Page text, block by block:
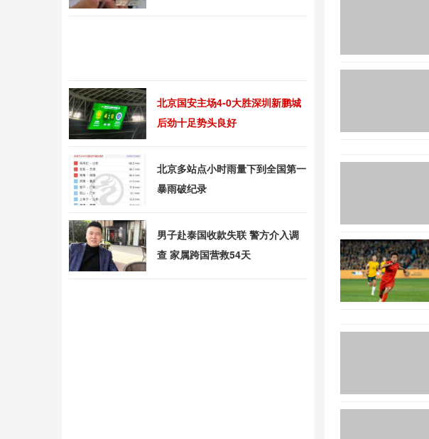
北京国安主场4-0大胜深圳新鹏城
后劲十足势头良好
北京多站点小时雨量下到全国第一
暴雨破纪录
男子赴泰国收款失联 警方介入调
查 家属跨国营救54天